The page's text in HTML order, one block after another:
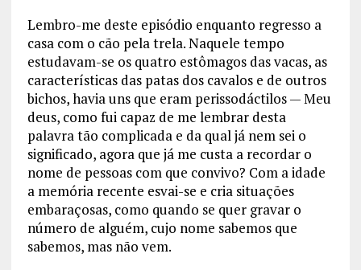
Lembro-me deste episódio enquanto regresso a
casa com o cão pela trela. Naquele tempo
estudavam-se os quatro estômagos das vacas, as
características das patas dos cavalos e de outros
bichos, havia uns que eram perissodáctilos — Meu
deus, como fui capaz de me lembrar desta
palavra tão complicada e da qual já nem sei o
significado, agora que já me custa a recordar o
nome de pessoas com que convivo? Com a idade
a memória recente esvai-se e cria situações
embaraçosas, como quando se quer gravar o
número de alguém, cujo nome sabemos que
sabemos, mas não vem.